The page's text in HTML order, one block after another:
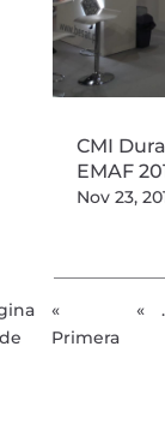
CMI
EMAF
Nov 23,
«
Primera
«